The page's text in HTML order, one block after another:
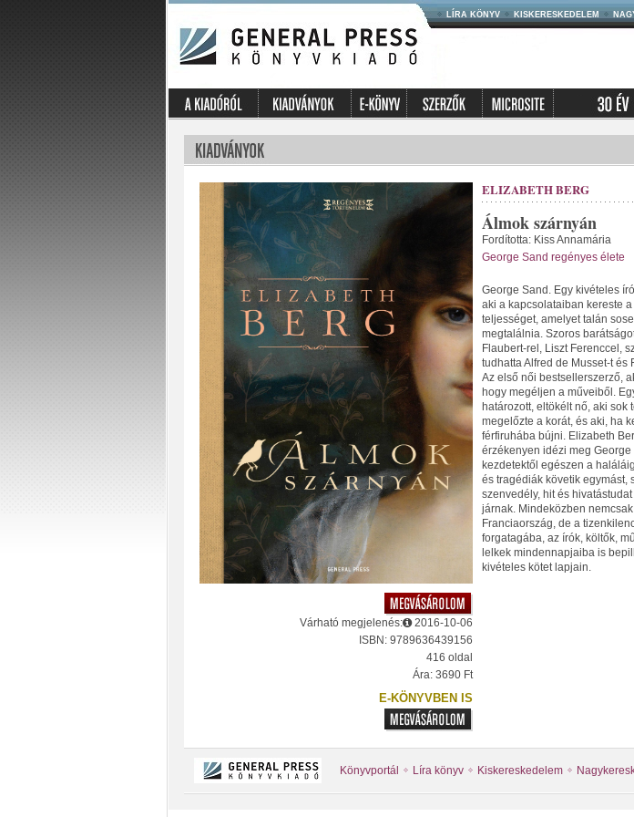
LÍRA KÖNYV KISKERESKEDELEM
Várható megjelenés:
2016-10-06
ISBN: 9789636439156
416 oldal
Ára: 3690 Ft
E-KÖNYVBEN IS
ELIZABETH BERG
Álmok szárnyán
Fordította: Kiss Annamária
George Sand regényes élete
George Sand. Egy kivételes
aki a kapcsolataiban kereste
teljességet, amelyet talán
megtalálnia. Szoros
Flaubert-rel, Liszt Ferenccel,
tudhatta Alfred de Musset-t és
Az első női bestsellerszerző,
hogy megéljen a műveiből.
határozott, eltökélt nő, aki sok
megelőzte a korát, és aki, ha
férfiruhába bújni. Elizabeth
érzékenyen idézi meg George
kezdetektől egészen a
és tragédiák követik egymást,
szenvedély, hit és
járnak. Mindeközben
Franciaország, de a
forgatagába, az írók, költők,
lelkek mindennapjaiba is
kivételes kötet lapjain.
Könyvportál Líra könyv Kiskereskedelem